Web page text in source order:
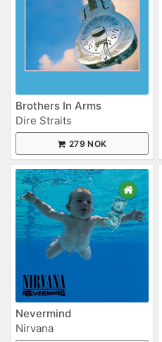
Brothers In Arms
Dire Straits
279 NOK
Nevermind
Nirvana